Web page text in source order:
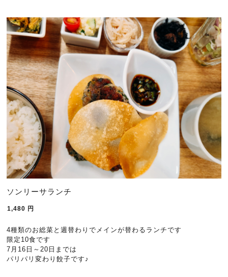
ソンリーサランチ
1,480 円
4種類のお総菜と週替わりでメインが替わるランチです
限定10食です
7月16日～20日までは
パリパリ変わり餃子です♪